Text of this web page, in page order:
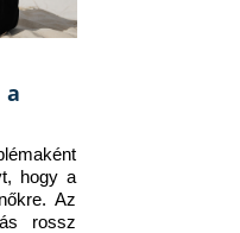
a
hogy a
Az
rossz